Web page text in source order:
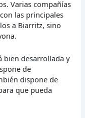
Varias compañías
las principales
a Biarritz, sino
bien desarrollada y
de
dispone de
que pueda